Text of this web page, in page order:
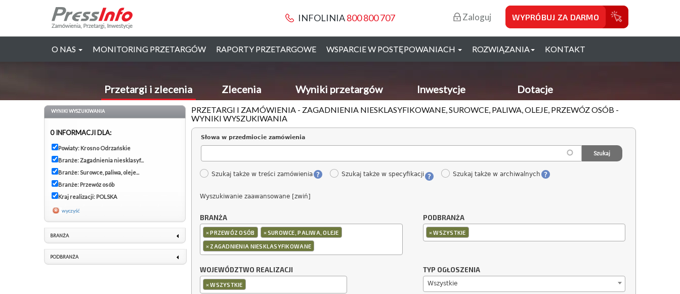
INFOLINIA800 800 707 Zaloguj WYPRÓBUJ ZA DARMO
O NAS MONITORING PRZETARGÓW RAPORTY PRZETARGOWE WSPARCIE W POSTĘPOWANIACH ROZWIĄZANIA KONTAKT
Przetargi i zlecenia Zlecenia Wyniki przetargów Inwestycje Dotacje
PRZETARGI I ZAMÓWIENIA - ZAGADNIENIA NIESKLASYFIKOWANE, SUROWCE, PALIWA, OLEJE, PRZEWÓZ OSÓB -
WYNIKI WYSZUKIWANIA
Słowa w przedmiocie zamówienia
Szukaj także w treści zamówienia Szukaj także w specyfikacji Szukaj także w archiwalnych
Wyszukiwanie zaawansowane [zwiń]
BRANŻA
×PRZEWÓZ OSÓB ×SUROWCE, PALIWA, OLEJE
× ZAGADNIENIA NIESKLASYFIKOWANE
PODBRANŻA
×WSZYSTKIE
WOJEWÓDZTWO REALIZACJI
×WSZYSTKIE
TYP OGŁOSZENIA
Wszystkie
WYNIKI WYSZUKIWANIA
0 INFORMACJI DLA:
Powiaty: Krosno Odrzańskie
Branże: Zagadnienia niesklasyf...
Branże: Surowce, paliwa, oleje...
Branże: Przewóz osób
Kraj realizacji: POLSKA
wyczyść
BRANŻA
PODBRANŻA